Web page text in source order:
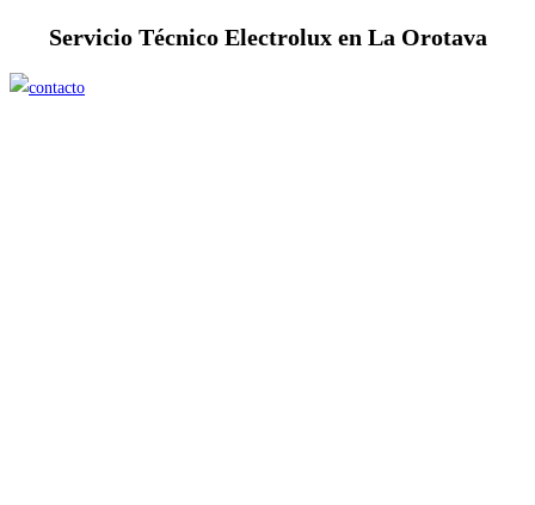
entrada:
la
Servicio Técnico Electrolux en La Orotava